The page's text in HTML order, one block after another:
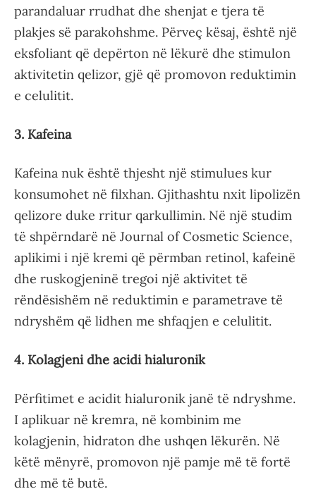
parandaluar rrudhat dhe shenjat e tjera të
plakjes së parakohshme. Përveç kësaj, është një
eksfoliant që depërton në lëkurë dhe stimulon
aktivitetin qelizor, gjë që promovon reduktimin
e celulitit.
3. Kafeina
Kafeina nuk është thjesht një stimulues kur
konsumohet në filxhan. Gjithashtu nxit lipolizën
qelizore duke rritur qarkullimin. Në një studim
të shpërndarë në Journal of Cosmetic Science,
aplikimi i një kremi që përmban retinol, kafeinë
dhe ruskogjeninë tregoi një aktivitet të
rëndësishëm në reduktimin e parametrave të
ndryshëm që lidhen me shfaqjen e celulitit.
4. Kolagjeni dhe acidi hialuronik
Përfitimet e acidit hialuronik janë të ndryshme.
I aplikuar në kremra, në kombinim me
kolagjenin, hidraton dhe ushqen lëkurën. Në
këtë mënyrë, promovon një pamje më të fortë
dhe më të butë.